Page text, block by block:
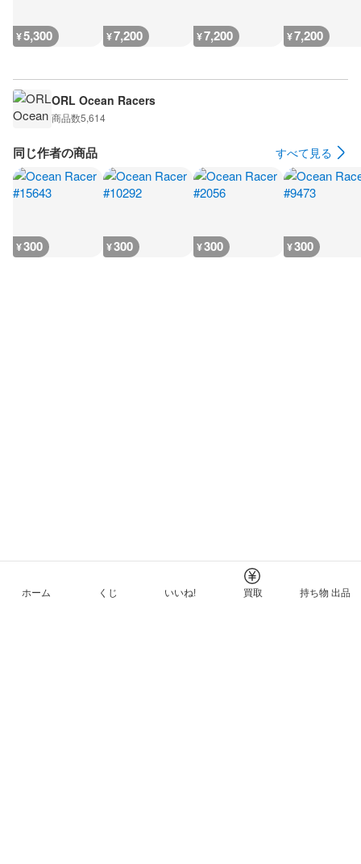
¥5,300 ¥7,200 ¥7,200 ¥7,200
ORL Ocean Racers
商品数5,614
同じ作者の商品 すべて見る
¥300 ¥300 ¥300 ¥300
ホーム くじ いいね! 買取 持ち物 出品